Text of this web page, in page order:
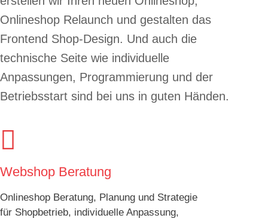
Onlineshop Relaunch und gestalten das
Frontend Shop-Design. Und auch die
technische Seite wie individuelle
Anpassungen, Programmierung und der
Betriebsstart sind bei uns in guten Händen.

Webshop Beratung
Onlineshop Beratung, Planung und Strategie
für Shopbetrieb, individuelle Anpassung,